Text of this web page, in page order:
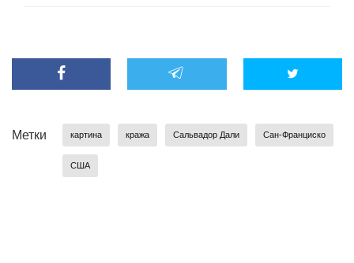
Метки картина кража Сальвадор Дали Сан-Франциско
США